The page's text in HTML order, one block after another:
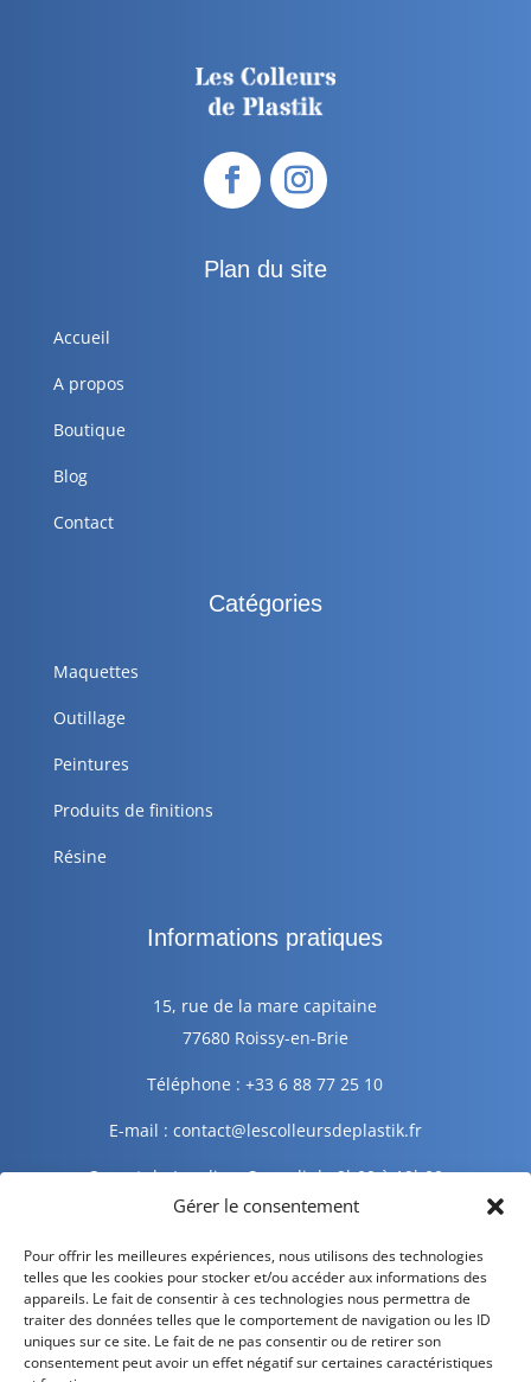
Gérer le consentement
Pour offrir les meilleures expériences, nous utilisons des technologies
telles que les cookies pour stocker et/ou accéder aux informations des
appareils. Le fait de consentir à ces technologies nous permettra de
traiter des données telles que le comportement de navigation ou les ID
uniques sur ce site. Le fait de ne pas consentir ou de retirer son
consentement peut avoir un effet négatif sur certaines caractéristiques
Plan du site
Accueil
A propos
Boutique
Blog
Contact
Catégories
Maquettes
Outillage
Peintures
Produits de finitions
Résine
Informations pratiques
15, rue de la mare capitaine
77680 Roissy-en-Brie
Téléphone : +33 6 88 77 25 10
E-mail : contact@lescolleursdeplastik.fr
Ouvert du Lundi au Samedi de 9h00 à 19h00
Informations légales
Mentions légales
Politique de confidentialité